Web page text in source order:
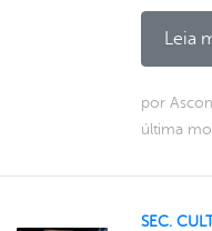
Leia
por
última
SEC.